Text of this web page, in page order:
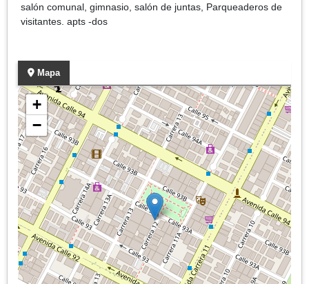
salón comunal, gimnasio, salón de juntas, Parqueaderos de
visitantes. apts -dos
Mapa
+
−